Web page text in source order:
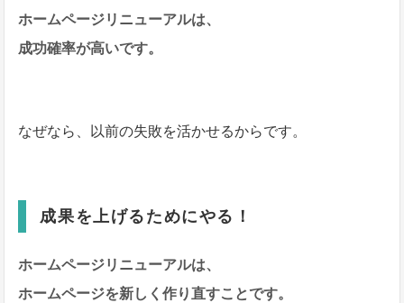
ホームページリニューアルは、
成功確率が高いです。
なぜなら、以前の失敗を活かせるからです。
成果を上げるためにやる！
ホームページリニューアルは、
ホームページを新しく作り直すことです。